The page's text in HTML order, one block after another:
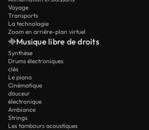
Voyage
Transports
La technologie
Zoom en arrière-plan virtuel
Musique libre de droits
Synthèse
Drums électroniques
clés
Le piano
Cinématique
douceur
électronique
Ambiance
Strings
Les tambours acoustiques